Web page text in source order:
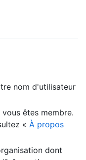
nom d'utilisateur
vous êtes membre.
« À propos
dont